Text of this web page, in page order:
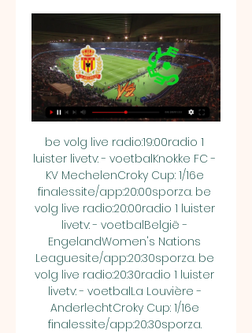
be volg live radio:19:00radio 1
luister livetv: - voetbalKnokke FC -
KV MechelenCroky Cup: 1/16e
finalessite/app:20:00sporza. be
volg live radio:20:00radio 1 luister
livetv: - voetbalBelgië -
EngelandWomen's Nations
Leaguesite/app:20:30sporza. be
volg live radio:20:30radio 1 luister
livetv: - voetbalLa Louvière -
AnderlechtCroky Cup: 1/16e
finalessite/app:20:30sporza.